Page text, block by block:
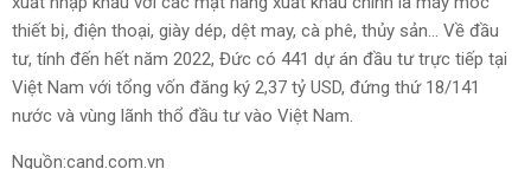
thiết bị, điện thoại, giày dép, dệt may, cà phê, thủy sản... Về đầu
tư, tính đến hết năm 2022, Đức có 441 dự án đầu tư trực tiếp tại
Việt Nam với tổng vốn đăng ký 2,37 tỷ USD, đứng thứ 18/141
nước và vùng lãnh thổ đầu tư vào Việt Nam.
Nguồn:cand.com.vn